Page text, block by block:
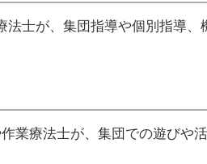
士が、集団指導や個別指導
業療法士が、集団での遊びや